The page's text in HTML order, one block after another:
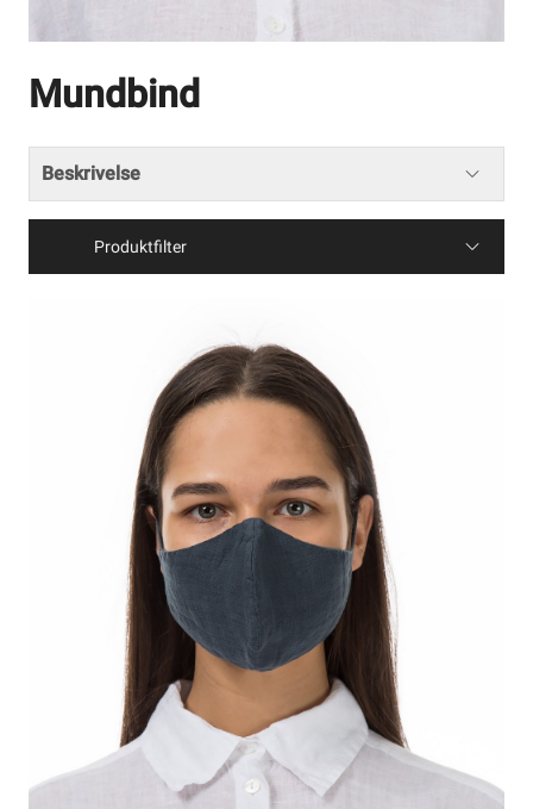
Mundbind
Beskrivelse
Produktfilter